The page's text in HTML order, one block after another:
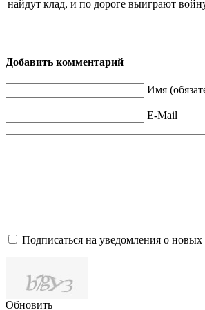
найдут клад, и по дороге выиграют
Добавить комментарий
Имя
E-Mail
Подписаться на уведомления о
Обновить